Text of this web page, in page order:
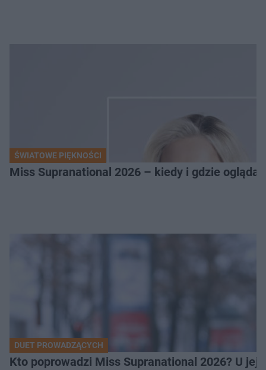
ŚWIATOWE PIĘKNOŚCI
Miss Supranational 2026 – kiedy i gdzie
DUET PROWADZĄCYCH
Kto poprowadzi Miss Supranational 2026? U jej